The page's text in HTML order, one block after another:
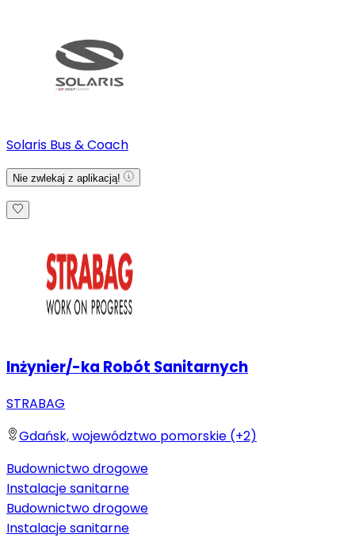
Solaris Bus & Coach
Nie zwlekaj z aplikacją!
Inżynier/-ka Robót Sanitarnych
STRABAG
Gdańsk, województwo pomorskie (+2)
Budownictwo drogowe
Instalacje sanitarne
Budownictwo drogowe
Instalacje sanitarne